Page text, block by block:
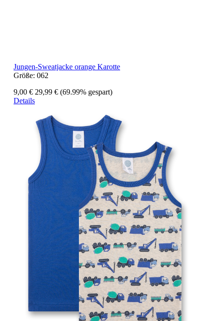
Jungen-Sweatjacke orange Karotte
Größe: 062
9,00 € 29,99 € (69.99% gespart)
Details